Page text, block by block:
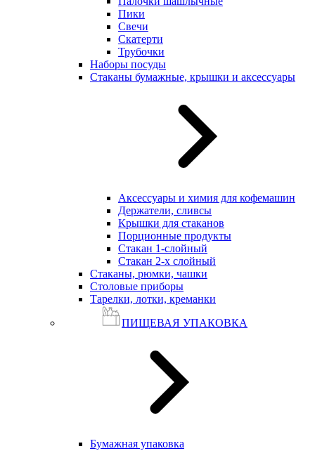
Пики
Свечи
Скатерти
Трубочки
Наборы посуды
Стаканы бумажные, крышки и аксессуары
Аксессуары и химия для кофемашин
Держатели, сливсы
Крышки для стаканов
Порционные продукты
Стакан 1-слойный
Стакан 2-х слойный
Стаканы, рюмки, чашки
Столовые приборы
Тарелки, лотки, креманки
ПИЩЕВАЯ УПАКОВКА
Бумажная упаковка